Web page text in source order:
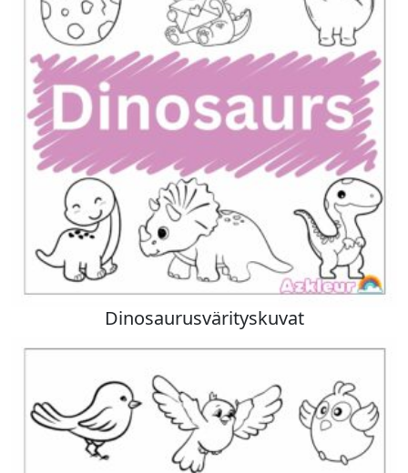
Dinosaurusvärityskuvat